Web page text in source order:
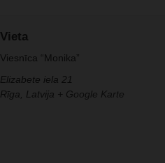
Vieta
Viesnīca “Monika”
Elizabete iela 21
Rīga
Latvija + Google Karte